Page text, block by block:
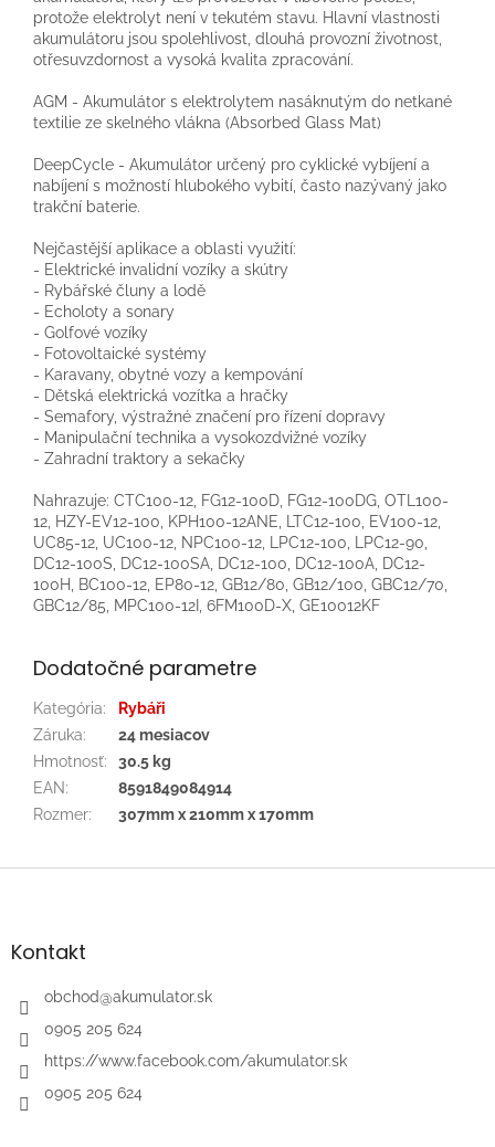
protože elektrolyt není v tekutém stavu. Hlavní vlastnosti
akumulátoru jsou spolehlivost, dlouhá provozní životnost,
otřesuvzdornost a vysoká kvalita zpracování.
AGM - Akumulátor s elektrolytem nasáknutým do netkané
textilie ze skelného vlákna (Absorbed Glass Mat)
DeepCycle - Akumulátor určený pro cyklické vybíjení a
nabíjení s možností hlubokého vybití, často nazývaný jako
trakční baterie.
Nejčastější aplikace a oblasti využití:
- Elektrické invalidní vozíky a skútry
- Rybářské čluny a lodě
- Echoloty a sonary
- Golfové vozíky
- Fotovoltaické systémy
- Karavany, obytné vozy a kempování
- Dětská elektrická vozítka a hračky
- Semafory, výstražné značení pro řízení dopravy
- Manipulační technika a vysokozdvižné vozíky
- Zahradní traktory a sekačky
Nahrazuje: CTC100-12, FG12-100D, FG12-100DG, OTL100-
12, HZY-EV12-100, KPH100-12ANE, LTC12-100, EV100-12,
UC85-12, UC100-12, NPC100-12, LPC12-100, LPC12-90,
DC12-100S, DC12-100SA, DC12-100, DC12-100A, DC12-
100H, BC100-12, EP80-12, GB12/80, GB12/100, GBC12/70,
GBC12/85, MPC100-12I, 6FM100D-X, GE10012KF
Dodatočné parametre
Kategória:
Rybáři
Záruka:
24 mesiacov
Hmotnosť:
30.5 kg
EAN:
8591849084914
Rozmer: 307mm x 210mm x 170mm
Z
äKontakt
obchod@akumulator.sk
0905 205 624
https://www.facebook.com/akumulator.sk
0905 205 624